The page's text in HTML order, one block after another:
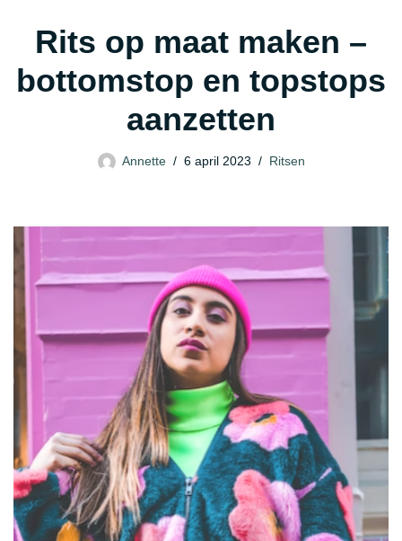
Rits op maat maken –
bottomstop en topstops
aanzetten
Annette 6 april 2023 Ritsen